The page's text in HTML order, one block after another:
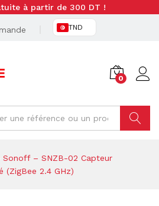
à partir de 300 DT !
TND
0
Sonoff – SNZB-02 Capteur
(ZigBee 2.4 GHz)